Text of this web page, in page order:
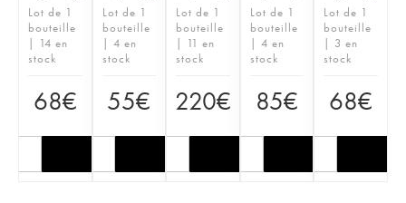
Lot de 1
bouteille
| 14 en
stock
68€
Lot de 1
bouteille
| 4 en
stock
55€
Lot de 1
bouteille
| 11 en
stock
220€
Lot de 1
bouteille
| 4 en
stock
85€
Lot de 1
bouteille
| 3 en
stock
68€